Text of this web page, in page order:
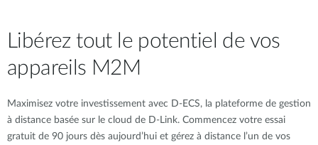
Libérez tout le potentiel de vos
appareils M2M
Maximisez votre investissement avec D-ECS, la plateforme de gestion
à distance basée sur le cloud de D-Link. Commencez votre essai
gratuit de 90 jours dès aujourd’hui et gérez à distance l’un de vos